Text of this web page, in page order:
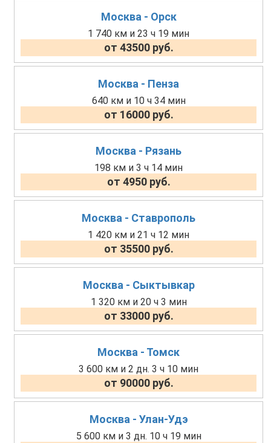
Москва - Орск
1 740 км и 23 ч 19 мин
от 43500 руб.
Москва - Пенза
640 км и 10 ч 34 мин
от 16000 руб.
Москва - Рязань
198 км и 3 ч 14 мин
от 4950 руб.
Москва - Ставрополь
1 420 км и 21 ч 12 мин
от 35500 руб.
Москва - Сыктывкар
1 320 км и 20 ч 3 мин
от 33000 руб.
Москва - Томск
3 600 км и 2 дн. 3 ч 10 мин
от 90000 руб.
Москва - Улан-Удэ
5 600 км и 3 дн. 10 ч 19 мин